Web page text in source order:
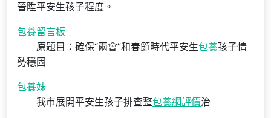
晉陞平安生孩子程度。
包養留言板
原題目：確保“兩會”和春節時代平安生包養孩子情
勢穩固
包養妹
我市展開平安生孩子排查整包養網評價治